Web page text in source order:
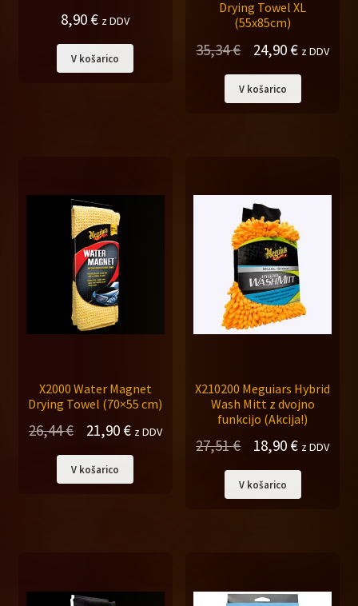
8,90 € z DDV
V košarico
Drying Towel XL
(55x85cm)
35,34€
Izvirna
cena
je
24,90 €Trenutna
cena
je:
z DDV
V košarico
X2000 Water Magnet
Drying Towel (70×55 cm)
26,44€
Izvirna
cena
je
21,90€Trenutna
cena
je:
z DDV
V košarico
X210200 Meguiars Hybrid
Wash Mitt z dvojno
funkcijo (Akcija!)
27,51€
Izvirna
cena
je
18,90 €Trenutna
cena
je:
z DDV
V košarico